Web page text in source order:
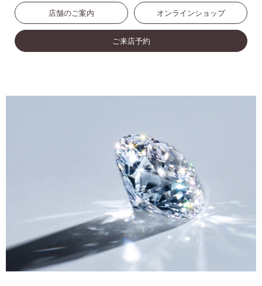
店舗のご案内 オンラインショップ
ご来店予約